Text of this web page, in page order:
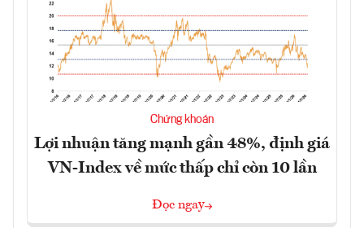
Chứng khoán
Lợi nhuận tăng mạnh gần 48%, định giá
VN-Index về mức thấp chỉ còn 10 lần
Đọc ngay